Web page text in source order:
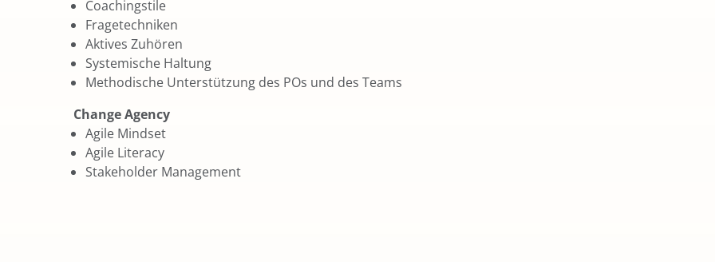
Coachingstile
Fragetechniken
Aktives Zuhören
Systemische Haltung
Methodische Unterstützung des POs und des Teams
Change Agency
Agile Mindset
Agile Literacy
Stakeholder Management